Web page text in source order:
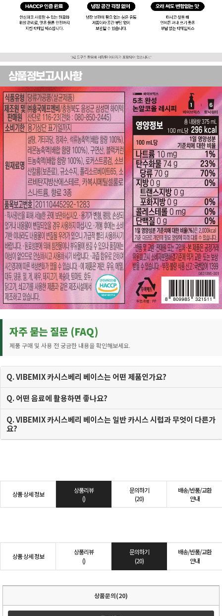
자주 묻는 질문 (FAQ)
제품 구매 및 사용 전 궁금한 내용을 확인해보세요.
Q. VIBEMIX 카시스베리 베이스는 어떤 제품인가요?
Q. 어떤 음료에 활용하면 좋나요?
Q. VIBEMIX 카시스베리 베이스는 일반 카시스 시럽과 무엇이 다른가
요?
상품 상세 정보
상품리뷰
()
문의하기
(20)
배송/반품/교환
안내
상품 상세 정보
상품리뷰
()
문의하기
(20)
배송/반품/교환
안내
상품문의(20)